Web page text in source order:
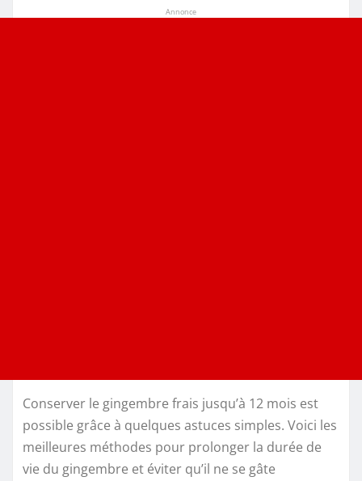
Annonce
Conserver le gingembre frais jusqu’à 12 mois est
possible grâce à quelques astuces simples. Voici les
meilleures méthodes pour prolonger la durée de
vie du gingembre et éviter qu’il ne se gâte